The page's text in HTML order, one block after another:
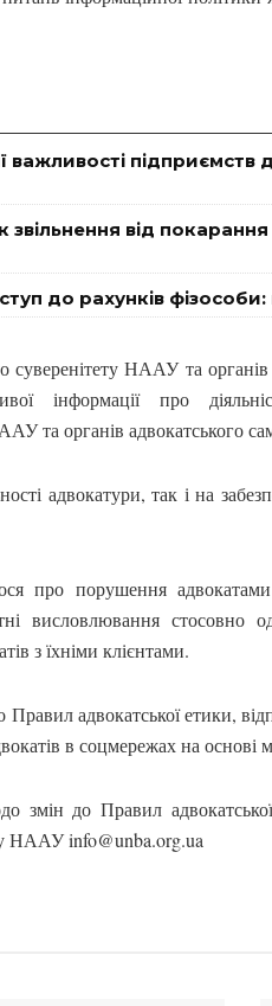
важливості підприємств
від покарання
до рахунків фізособи:
НААУ та органів
інформації про
та органів адвокатського
адвокатури, так і на
про порушення
висловлювання стосовно
з їхніми клієнтами.
адвокатської етики,
в соцмережах на основі
змін до Правил
НААУ info@unba.org.ua